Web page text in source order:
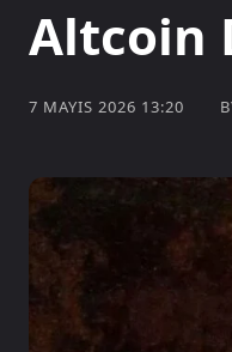
Altcoin
7 MAYIS 2026 13:20